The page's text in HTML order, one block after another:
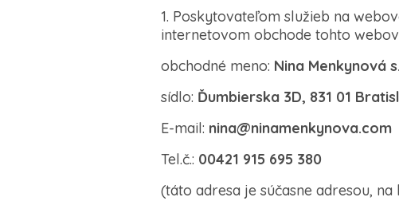
1. Poskytovateľom služieb na
internetovom obchode tohto
obchodné meno: Nina Menkynová
sídlo: Ďumbierska 3D, 831 01
E-mail: nina@ninamenkynova.com
Tel.č.: 00421 915 695 380
(táto adresa je súčasne adresou,